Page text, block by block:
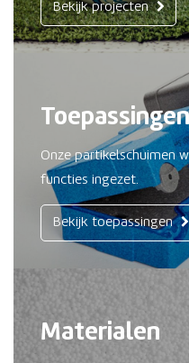
Bekijk projecten
Toepassingen
Onze partikelschuimen
functies ingezet.
Bekijk toepassingen
Materialen